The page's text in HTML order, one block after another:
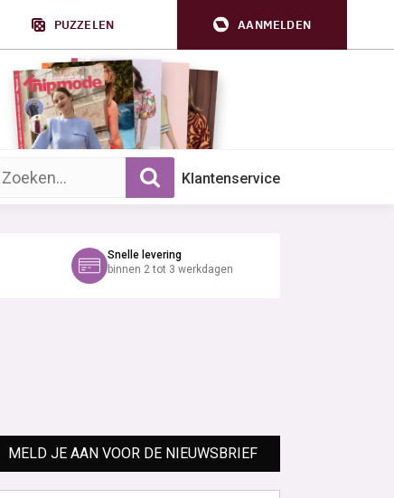
PUZZELEN AANMELDEN
Zoek op trefwoord: Klantenservice
Snelle levering
binnen 2 tot 3 werkdagen
MELD JE AAN VOOR DE NIEUWSBRIEF